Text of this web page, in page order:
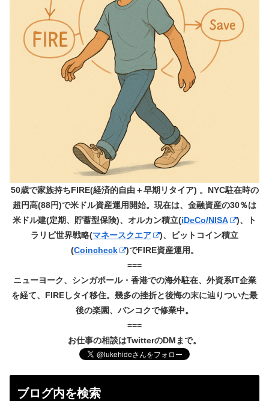
50歳で家族持ちFIRE(経済的自由＋早期リタイア) 。NYC駐在時の
超円高(88円)で米ドル資産運用開始。現在は、金融資産の30％は
米ドル建(定期、貯蓄型保険)、オルカン積立(iDeCo/NISA
)、ト
ラリピ世界戦略(マネースクエア
)、ビットコイン積立
(Coincheck
)でFIRE資産運用。
===
ニューヨーク、シンガポール・香港での海外駐在、外資系IT企業
を経て、FIREしタイ移住。幾多の挫折と後悔の末に辿りついた最
後の楽園、バンコクで修業中。
===
お仕事の相談はTwitterのDMまで。
ブログ内を検索